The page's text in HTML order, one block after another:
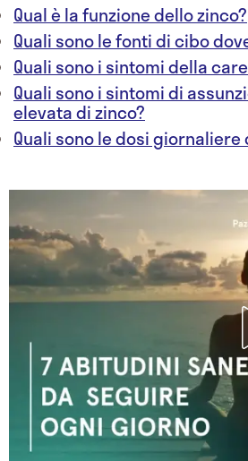
Qual è la funzione dello zinco?
Quali sono le fonti di cibo
Quali sono i sintomi della
Quali sono i sintomi di
elevata di zinco?
Quali sono le dosi